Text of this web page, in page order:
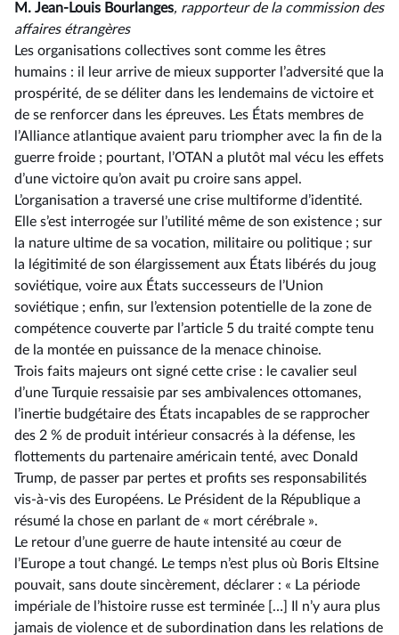
M. Jean-Louis Bourlanges, rapporteur de la commission des
affaires étrangères
Les organisations collectives sont comme les êtres
humains : il leur arrive de mieux supporter l’adversité que la
prospérité, de se déliter dans les lendemains de victoire et
de se renforcer dans les épreuves. Les États membres de
l’Alliance atlantique avaient paru triompher avec la fin de la
guerre froide ; pourtant, l’OTAN a plutôt mal vécu les effets
d’une victoire qu’on avait pu croire sans appel.
L’organisation a traversé une crise multiforme d’identité.
Elle s’est interrogée sur l’utilité même de son existence ; sur
la nature ultime de sa vocation, militaire ou politique ; sur
la légitimité de son élargissement aux États libérés du joug
soviétique, voire aux États successeurs de l’Union
soviétique ; enfin, sur l’extension potentielle de la zone de
compétence couverte par l’article 5 du traité compte tenu
de la montée en puissance de la menace chinoise.
Trois faits majeurs ont signé cette crise : le cavalier seul
d’une Turquie ressaisie par ses ambivalences ottomanes,
l’inertie budgétaire des États incapables de se rapprocher
des 2 % de produit intérieur consacrés à la défense, les
flottements du partenaire américain tenté, avec Donald
Trump, de passer par pertes et profits ses responsabilités
vis-à-vis des Européens. Le Président de la République a
résumé la chose en parlant de « mort cérébrale ».
Le retour d’une guerre de haute intensité au cœur de
l’Europe a tout changé. Le temps n’est plus où Boris Eltsine
pouvait, sans doute sincèrement, déclarer : « La période
impériale de l’histoire russe est terminée […] Il n’y aura plus
jamais de violence et de subordination dans les relations de